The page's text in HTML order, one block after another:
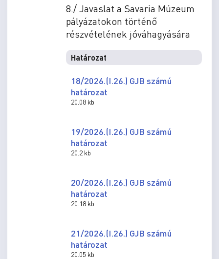
8./ Javaslat a Savaria Múzeum
pályázatokon történő
részvételének jóváhagyására
Határozat
18/2026.(I.26.) GJB számú
határozat
20.08 kb
19/2026.(I.26.) GJB számú
határozat
20.2 kb
20/2026.(I.26.) GJB számú
határozat
20.18 kb
21/2026.(I.26.) GJB számú
határozat
20.05 kb